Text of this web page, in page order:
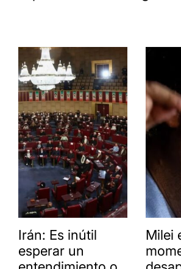
Irán: Es inútil
esperar un
Milei